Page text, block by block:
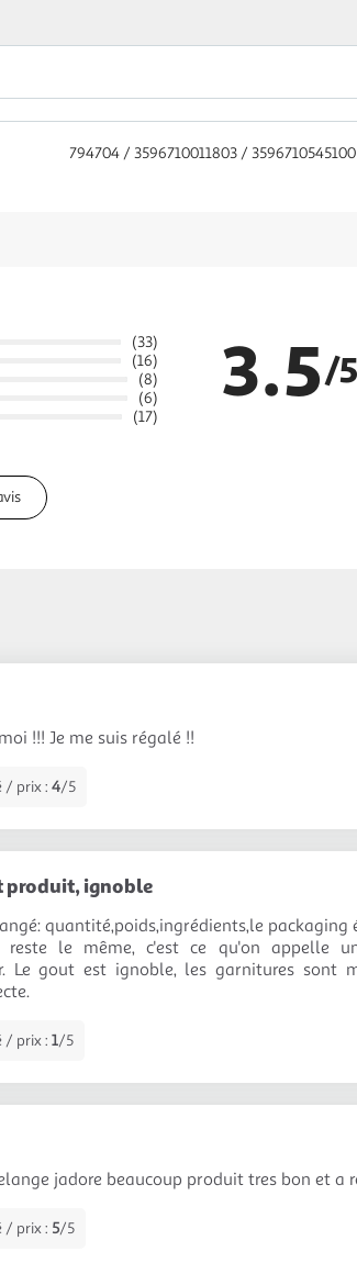
794704 / 3596710011803 / 3596710545100
(33)
(16)
(8)
(6)
(17)
3.5/5
!!! Je me suis régalé !!
/ prix : 4/5
produit, ignoble
quantité,poids,ingrédients,le
le même, c'est ce qu'on appelle
Le gout est ignoble, les garnitures sont
/ prix : 1/5
jadore beaucoup produit tres bon et a
/ prix : 5/5